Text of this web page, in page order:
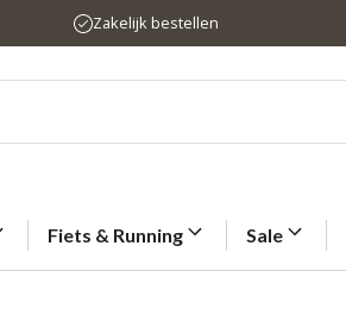
Zakelijk bestellen
Fiets & Running Sale